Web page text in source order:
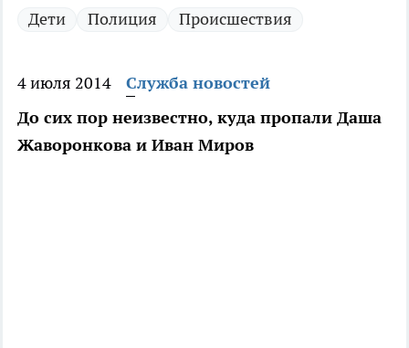
Дети Полиция Происшествия
4 июля 2014
Служба новостей
До сих пор неизвестно, куда пропали Даша
Жаворонкова и Иван Миров